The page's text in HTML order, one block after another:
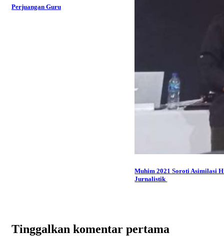
Perjuangan Guru
Muhim 2021 Soroti Asimilasi
Jurnalistik
Tinggalkan komentar pertama